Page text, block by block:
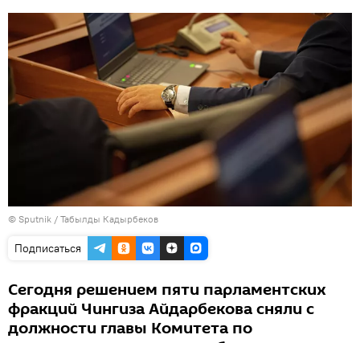
© Sputnik / Табылды Кадырбеков
Подписаться
Сегодня решением пяти парламентских
фракций Чингиза Айдарбекова сняли с
должности главы Комитета по